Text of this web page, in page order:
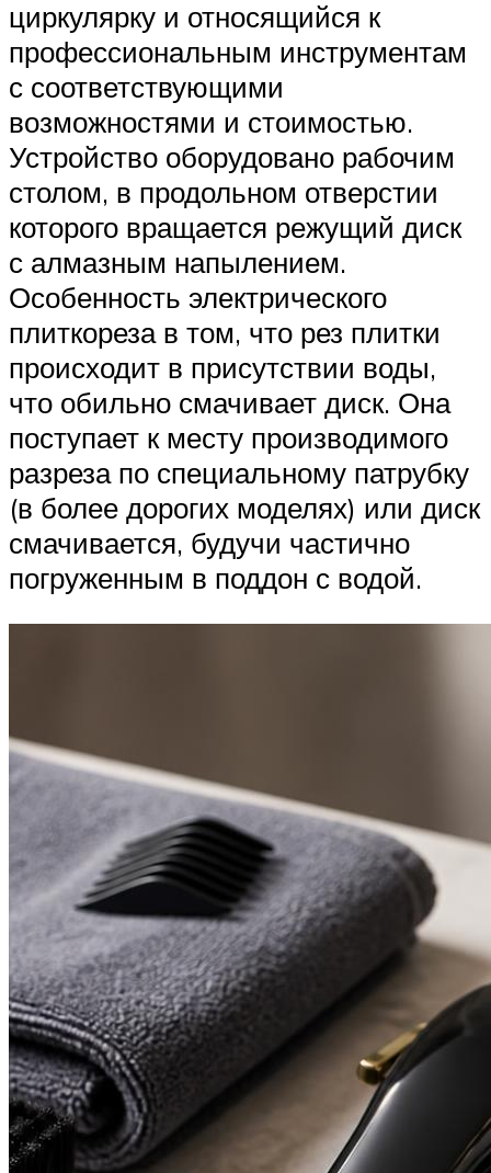
циркулярку и относящийся к
профессиональным инструментам
с соответствующими
возможностями и стоимостью.
Устройство оборудовано рабочим
столом, в продольном отверстии
которого вращается режущий диск
с алмазным напылением.
Особенность электрического
плиткореза в том, что рез плитки
происходит в присутствии воды,
что обильно смачивает диск. Она
поступает к месту производимого
разреза по специальному патрубку
(в более дорогих моделях) или диск
смачивается, будучи частично
погруженным в поддон с водой.